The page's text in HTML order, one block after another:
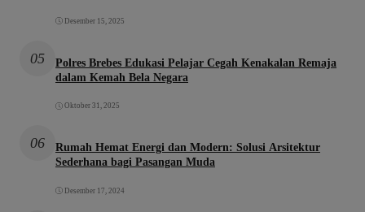
Desember 15, 2025
05
Polres Brebes Edukasi Pelajar Cegah Kenakalan Remaja
dalam Kemah Bela Negara
Oktober 31, 2025
06
Rumah Hemat Energi dan Modern: Solusi Arsitektur
Sederhana bagi Pasangan Muda
Desember 17, 2024